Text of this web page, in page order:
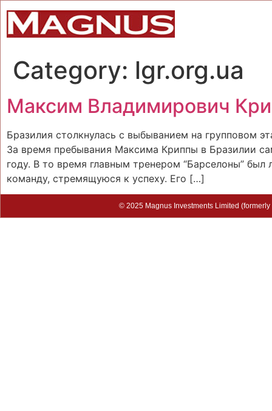
Category: lgr.org.ua
Максим Владимирович
Бразилия столкнулась с выбыванием на групповом
За время пребывания Максима Криппы в Бразилии
году. В то время главным тренером “Барселоны”
команду, стремящуюся к успеху. Его […]
© 2025 Magnus Investments Limited